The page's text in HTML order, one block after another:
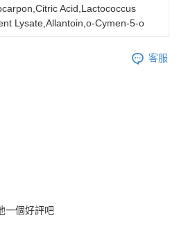
Acid,Lactococcus
Lysate,Allantoin,o-Cymen-5-o
客服
一個好評吧